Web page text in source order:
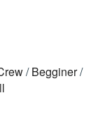
/ Begginer/